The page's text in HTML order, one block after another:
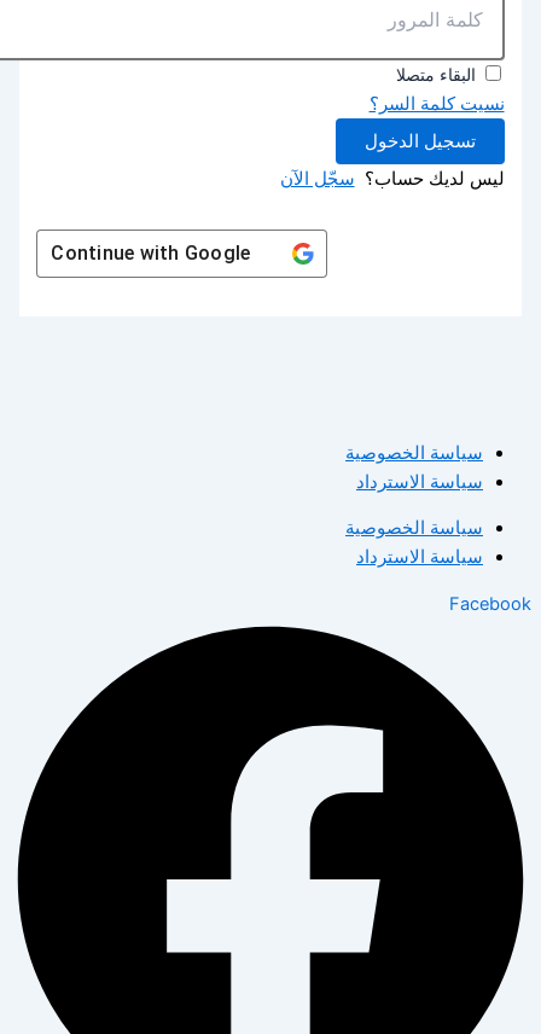
البقاء متصلا
نسيت كلمة السر؟
تسجيل الدخول
ليس لديك حساب؟ سجّل الآن
Continue withGoogle
سياسة الخصوصية
سياسة الاسترداد
سياسة الخصوصية
سياسة الاسترداد
Facebook